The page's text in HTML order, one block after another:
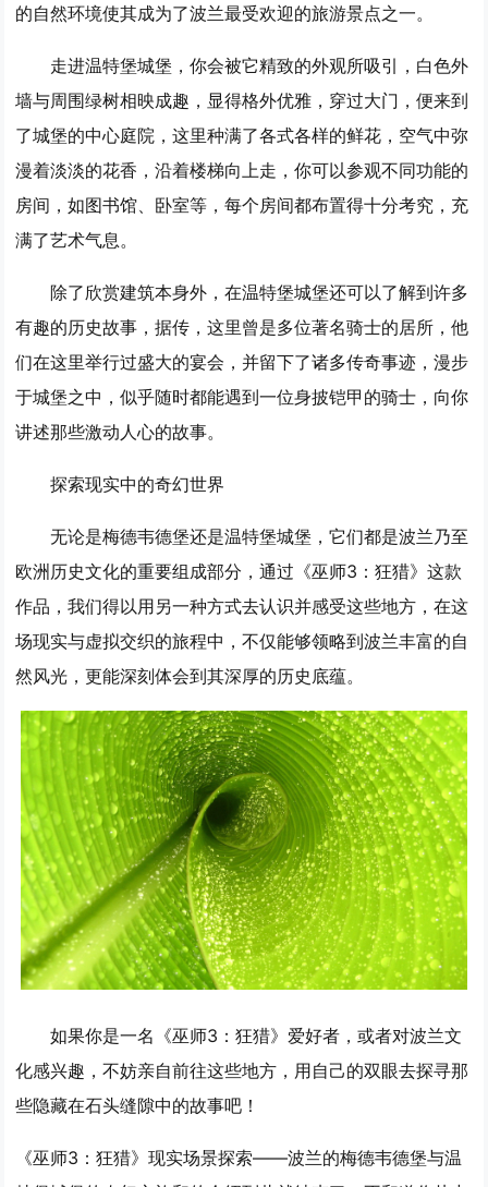
的自然环境使其成为了波兰最受欢迎的旅游景点之一。
走进温特堡城堡，你会被它精致的外观所吸引，白色外
墙与周围绿树相映成趣，显得格外优雅，穿过大门，便来到
了城堡的中心庭院，这里种满了各式各样的鲜花，空气中弥
漫着淡淡的花香，沿着楼梯向上走，你可以参观不同功能的
房间，如图书馆、卧室等，每个房间都布置得十分考究，充
满了艺术气息。
除了欣赏建筑本身外，在温特堡城堡还可以了解到许多
有趣的历史故事，据传，这里曾是多位著名骑士的居所，他
们在这里举行过盛大的宴会，并留下了诸多传奇事迹，漫步
于城堡之中，似乎随时都能遇到一位身披铠甲的骑士，向你
讲述那些激动人心的故事。
探索现实中的奇幻世界
无论是梅德韦德堡还是温特堡城堡，它们都是波兰乃至
欧洲历史文化的重要组成部分，通过《巫师3：狂猎》这款
作品，我们得以用另一种方式去认识并感受这些地方，在这
场现实与虚拟交织的旅程中，不仅能够领略到波兰丰富的自
然风光，更能深刻体会到其深厚的历史底蕴。
如果你是一名《巫师3：狂猎》爱好者，或者对波兰文
化感兴趣，不妨亲自前往这些地方，用自己的双眼去探寻那
些隐藏在石头缝隙中的故事吧！
《巫师3：狂猎》现实场景探索——波兰的梅德韦德堡与温